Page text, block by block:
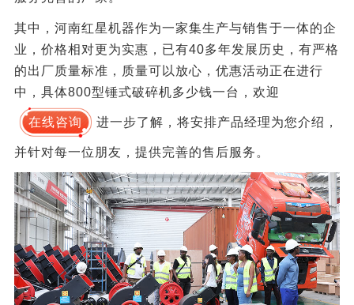
其中，河南红星机器作为一家集生产与销售于一体的企
业，价格相对更为实惠，已有40多年发展历史，有严格
的出厂质量标准，质量可以放心，优惠活动正在进行
中，具体800型锤式破碎机多少钱一台，欢迎
在线咨询 进一步了解，将安排产品经理为您介绍，
并针对每一位朋友，提供完善的售后服务。